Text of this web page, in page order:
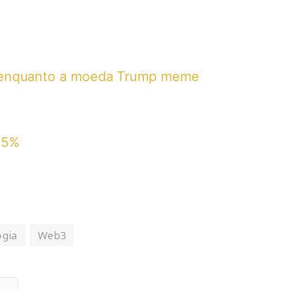
a moeda Trump meme
Web3